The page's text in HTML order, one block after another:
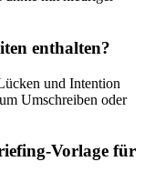
enthalten?
und Intention
Umschreiben oder
Vorlage für